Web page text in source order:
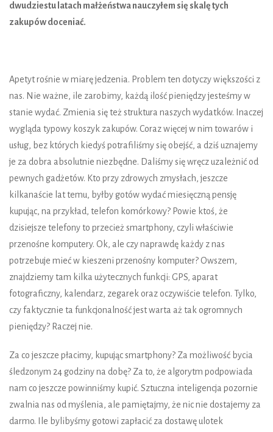
dwudziestu latach małżeństwa nauczyłem się skal ętych
zakupów doceniać.
Apetyt rośnie w miaręjedzenia. Problem ten dotyczy większości z
nas. Nie ważne, ile zarobimy, każdą ilośćpieniędzy jesteśmy w
stanie wydać. Zmienia sięteż struktura naszych wydatków. Inaczej
wygl ąda typowy koszyk zakupów. Coraz więcej w nim towarów i
usług, bez których kiedyśpotrafiliśmy się obejść, a dziśuznajemy
je za dobra absolutnie niezbędne. Daliśmy sięwręcz uzależnić od
pewnych gadżetów. Kto przy zdrowych zmysłach, jeszcze
kilkanaście lat temu, byłby gotów wydaćmiesięczną pensję
kupując, na przykład, telefon komórkowy? Powie ktoś, że
dzisiejsze telefony to przecież smartphony, czyli właściwie
przenośne komputery. Ok, ale czy naprawdę każdy z nas
potrzebuje miećw kieszeni przenośny komputer? Owszem,
znajdziemy tam kilka użytecznych funkcji: GPS, aparat
fotograficzny, kalendarz, zegarek oraz oczywiście telefon. Tylko,
czy faktycznie ta funkcjonalnośćjest warta aż tak ogromnych
pieniędzy? Raczej nie.
Za co jeszcze płacimy, kupując smartphony? Za moż liwość bycia
ś ledzonym 24 godziny na dobę? Za to, że algorytm podpowiada
nam co jeszcze powinniśmy kupić. Sztuczna inteligencja pozornie
zwalnia nas od myś lenia, ale pamiętajmy, że nic nie dostajemy za
darmo. Ile bylibyśmy gotowi zapłacić za dostawęulotek